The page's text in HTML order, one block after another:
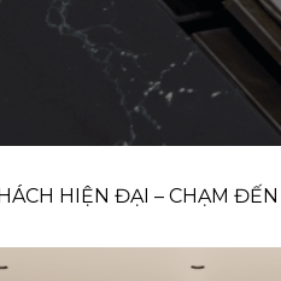
HIỆN ĐẠI – CHẠM